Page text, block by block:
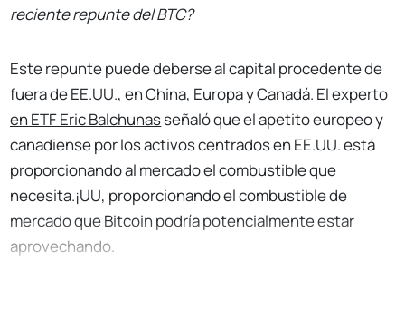
reciente repunte del BTC?
Este repunte puede deberse al capital procedente de
fuera de EE.UU., en China, Europa y Canadá. El experto
en ETF Eric Balchunasseñaló que el apetito europeo y
canadiense por los activos centrados en EE.UU. está
proporcionando al mercado el combustible que
necesita.¡UU, proporcionando el combustible de
mercado que Bitcoin podría potencialmente estar
aprovechando.